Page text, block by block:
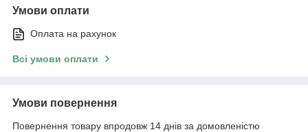
Умови оплати
Оплата на рахунок
Всі умови оплати
Умови повернення
Повернення товару впродовж 14 днів за домовленістю